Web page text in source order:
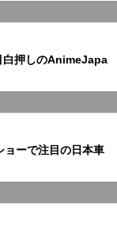
押しのAnimeJapa
ョーで注目の日本車